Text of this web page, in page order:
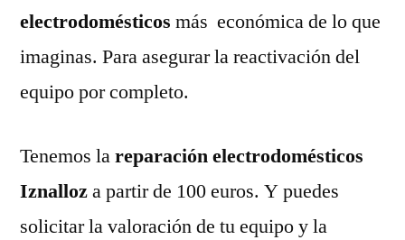
electrodomésticos más económica de lo que
imaginas. Para asegurar la reactivación del
equipo por completo.
Tenemos lareparación electrodomésticos
Iznalloza partir de 100 euros. Y puedes
solicitar la valoración de tu equipo y la